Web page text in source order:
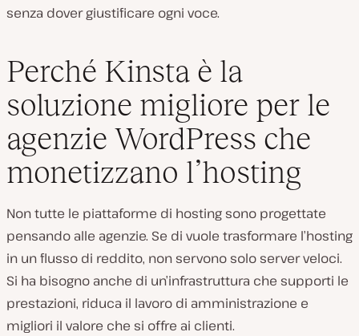
senza dover giustificare ogni voce.
Perché Kinsta è la
soluzione migliore per le
agenzie WordPress che
monetizzano l’hosting
Non tutte le piattaforme di hosting sono progettate
pensando alle agenzie. Se di vuole trasformare l’hosting
in un flusso di reddito, non servono solo server veloci.
Si ha bisogno anche di un’infrastruttura che supporti le
prestazioni, riduca il lavoro di amministrazione e
migliori il valore che si offre ai clienti.